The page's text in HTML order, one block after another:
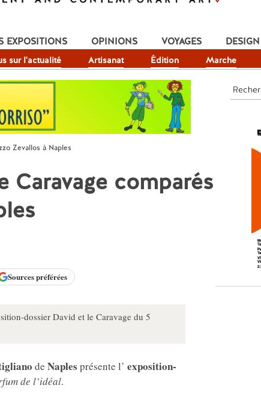
sur l'actualité Artisanat Édition Marche
EXPOSITIONS OPINIONS VOYAGES DESIGN
Zevallos à Naples
Caravage comparés
Sources préférées
dossier David et le Caravage du 5
de Naples présente l’ exposition-
de l’idéal.